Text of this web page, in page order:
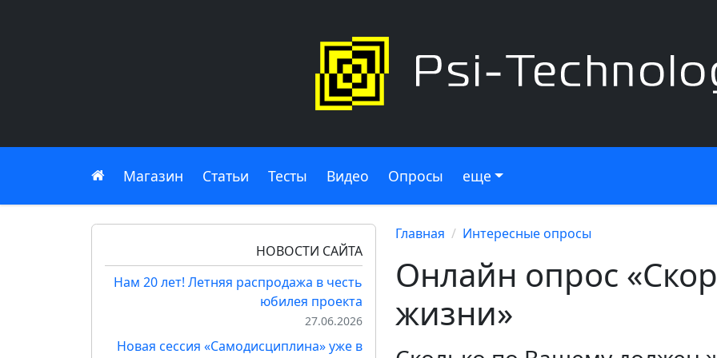
Главная
Магазин Статьи Тесты Видео Опросы еще
НОВОСТИ САЙТА
Нам 20 лет! Летняя распродажа в честь
юбилея проекта
27.06.2026
Новая сессия «Самодисциплина» уже в
Главная Интересные опросы
Онлайн опрос
жизни»